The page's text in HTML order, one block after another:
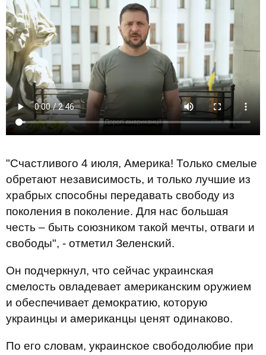
"Счастливого 4 июля, Америка! Только смелые
обретают независимость, и только лучшие из
храбрых способны передавать свободу из
поколения в поколение. Для нас большая
честь – быть союзником такой мечты, отваги и
свободы", - отметил Зеленский.
Он подчеркнул, что сейчас украинская
смелость овладевает американским оружием
и обеспечивает демократию, которую
украинцы и американцы ценят одинаково.
По его словам, украинское свободолюбие при